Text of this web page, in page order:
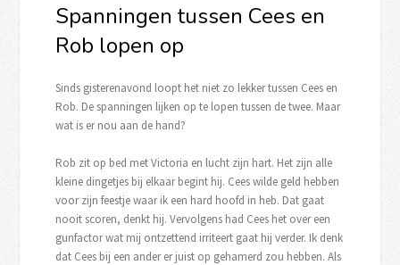
Spanningen tussen Cees en
Rob lopen op
Sinds gisterenavond loopt het niet zo lekker tussen Cees en
Rob. De spanningen lijken op te lopen tussen de twee. Maar
wat is er nou aan de hand?
Rob zit op bed met Victoria en lucht zijn hart. Het zijn alle
kleine dingetjes bij elkaar begint hij. Cees wilde geld hebben
voor zijn feestje waar ik een hard hoofd in heb. Dat gaat
nooit scoren, denkt hij. Vervolgens had Cees het over een
gunfactor wat mij ontzettend irriteert gaat hij verder. Ik denk
dat Cees bij een ander er juist op gehamerd zou hebben. Als